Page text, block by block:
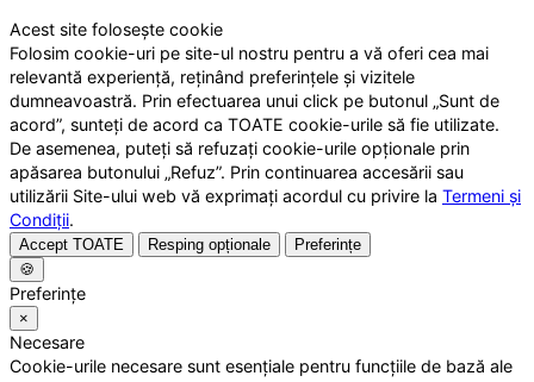
Acest site folosește cookie
Folosim cookie-uri pe site-ul nostru pentru a vă oferi cea mai
relevantă experiență, reținând preferințele și vizitele
dumneavoastră. Prin efectuarea unui click pe butonul „Sunt de
acord”, sunteți de acord ca TOATE cookie-urile să fie utilizate.
De asemenea, puteți să refuzați cookie-urile opționale prin
apăsarea butonului „Refuz”. Prin continuarea accesării sau
utilizării Site-ului web vă exprimați acordul cu privire la Termeni și
Condiții.
Accept TOATE Resping opționale
Preferințe
🍪
Preferințe
×
Necesare
Cookie-urile necesare sunt esențiale pentru funcțiile de bază ale